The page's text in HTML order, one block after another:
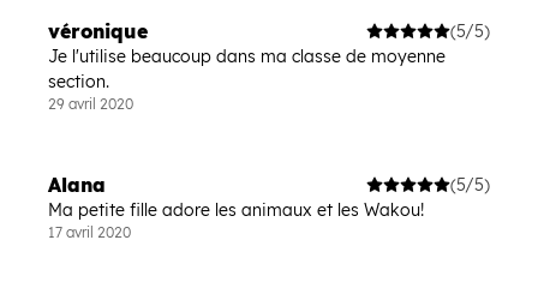
véronique
(5/5)
Je l'utilise beaucoup dans ma classe de moyenne
section.
29 avril 2020
Alana
(5/5)
Ma petite fille adore les animaux et les Wakou!
17 avril 2020